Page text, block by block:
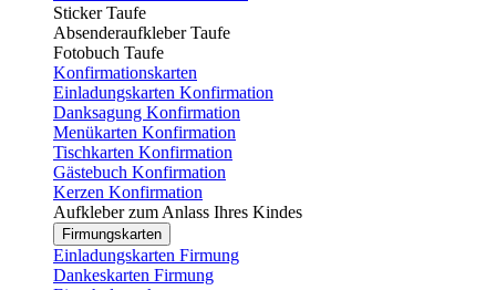
Sticker Taufe
Absenderaufkleber Taufe
Fotobuch Taufe
Konfirmationskarten
Einladungskarten Konfirmation
Danksagung Konfirmation
Menükarten Konfirmation
Tischkarten Konfirmation
Gästebuch Konfirmation
Kerzen Konfirmation
Aufkleber zum Anlass Ihres Kindes
Firmungskarten
Einladungskarten Firmung
Dankeskarten Firmung